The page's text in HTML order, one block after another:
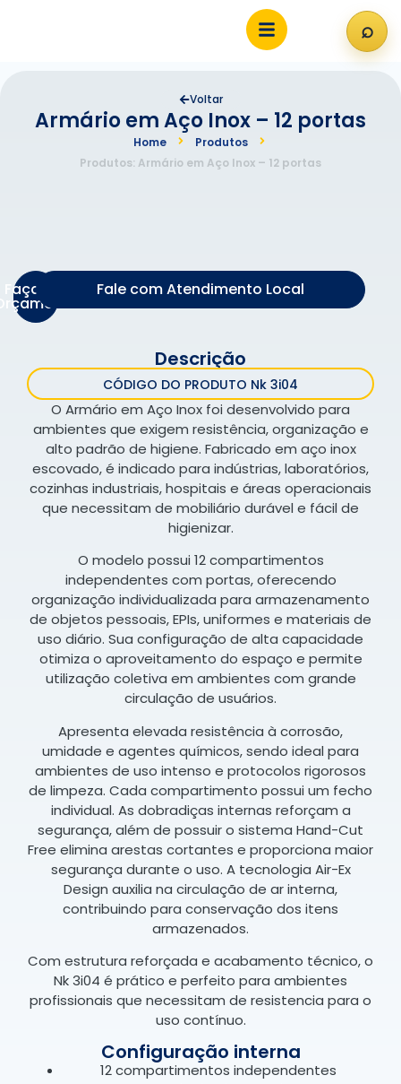
⌕
Voltar
Armário em Aço Inox – 12 portas
Home
Produtos
Produtos: Armário em Aço Inox – 12 portas
Faça um Fale com Atendimento Local
Descrição
CÓDIGO DO PRODUTO Nk 3i04
O Armário em Aço Inox foi desenvolvido para
ambientes que exigem resistência, organização e
alto padrão de higiene. Fabricado em aço inox
escovado, é indicado para indústrias, laboratórios,
cozinhas industriais, hospitais e áreas operacionais
que necessitam de mobiliário durável e fácil de
higienizar.
O modelo possui 12 compartimentos
independentes com portas, oferecendo
organização individualizada para armazenamento
de objetos pessoais, EPIs, uniformes e materiais de
uso diário. Sua configuração de alta capacidade
otimiza o aproveitamento do espaço e permite
utilização coletiva em ambientes com grande
circulação de usuários.
Apresenta elevada resistência à corrosão,
umidade e agentes químicos, sendo ideal para
ambientes de uso intenso e protocolos rigorosos
de limpeza. Cada compartimento possui um fecho
individual. As dobradiças internas reforçam a
segurança, além de possuir o sistema Hand-Cut
Free elimina arestas cortantes e proporciona maior
segurança durante o uso. A tecnologia Air-Ex
Design auxilia na circulação de ar interna,
contribuindo para conservação dos itens
armazenados.
Com estrutura reforçada e acabamento técnico, o
Nk 3i04 é prático e perfeito para ambientes
profissionais que necessitam de resistencia para o
uso contínuo.
Configuração interna
12 compartimentos independentes